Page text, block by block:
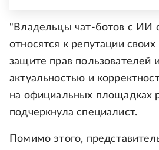
"Владельцы чат-ботов с ИИ
относятся к репутации своих
защите прав пользователей
актуальностью и
на официальных площадках
подчеркнула специалист.
Помимо этого,